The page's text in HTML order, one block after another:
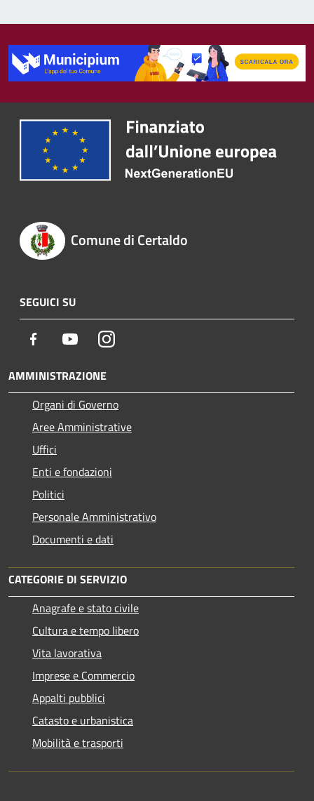
Comune di Certaldo
SEGUICI SU
Facebook YoutubeInstagram
AMMINISTRAZIONE
Organi di Governo
Aree Amministrative
Uffici
Enti e fondazioni
Politici
Personale Amministrativo
Documenti e dati
CATEGORIE DI SERVIZIO
Anagrafe e stato civile
Cultura e tempo libero
Vita lavorativa
Imprese e Commercio
Appalti pubblici
Catasto e urbanistica
Mobilità e trasporti